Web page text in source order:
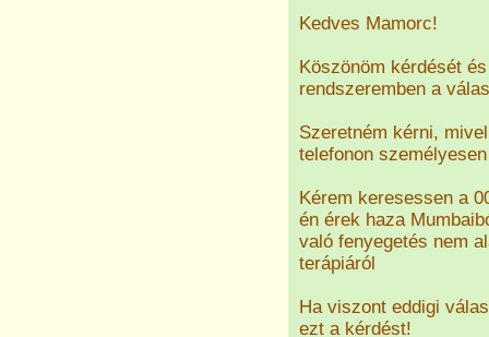
Kedves Mamorc!
Köszönöm kérdését
rendszeremben a
Szeretném kérni,
telefonon
Kérem keresessen a
én érek haza
való fenyegetés nem
terápiáról
Ha viszont eddigi
ezt a kérdést!